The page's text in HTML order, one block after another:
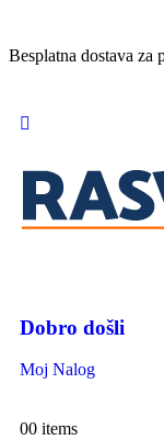
Besplatna dostava za
Dobro došli
Moj Nalog
00 items